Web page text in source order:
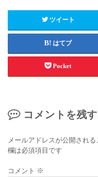
ツイート
はてブ
Pocket
コメントを残す
メールアドレスが公開される
欄は必須項目です
コメント ※